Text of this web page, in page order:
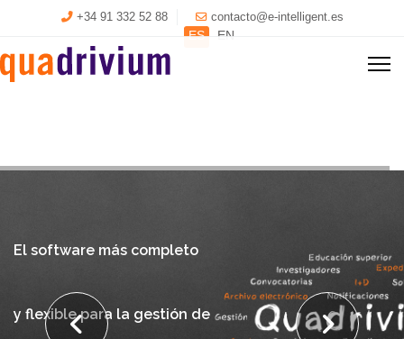
+34 91 332 52 88 contacto@e-intelligent.es
Seleccione su idioma
ES EN
El software más completo
y flexible para la gestión de